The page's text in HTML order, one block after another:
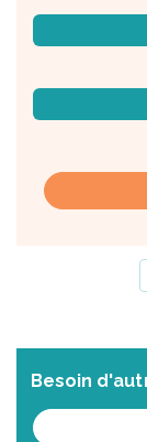
Besoin